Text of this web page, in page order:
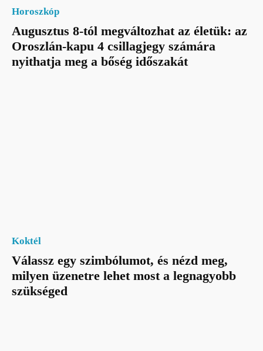
Horoszkóp
Augusztus 8-tól megváltozhat az életük: az
Oroszlán-kapu 4 csillagjegy számára
nyithatja meg a bőség időszakát
Koktél
Válassz egy szimbólumot, és nézd meg,
milyen üzenetre lehet most a legnagyobb
szükséged